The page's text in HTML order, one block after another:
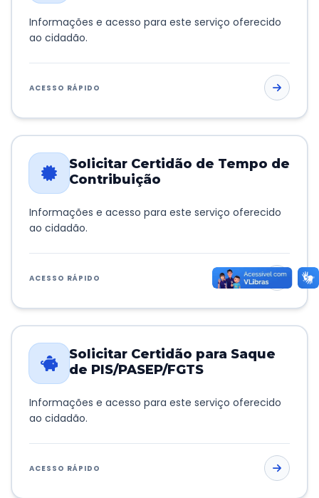
Nevoeiro
18°C• Umid. 96%
Informações e acesso para este serviço oferecido
ao cidadão.
ACESSO RÁPIDO
Solicitar Certidão de Tempo de
Contribuição
Informações e acesso para este serviço oferecido
ao cidadão.
ACESSO RÁPIDO
Solicitar Certidão para Saque
de PIS/PASEP/FGTS
Informações e acesso para este serviço oferecido
ao cidadão.
ACESSO RÁPIDO